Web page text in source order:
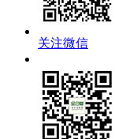
关注微信